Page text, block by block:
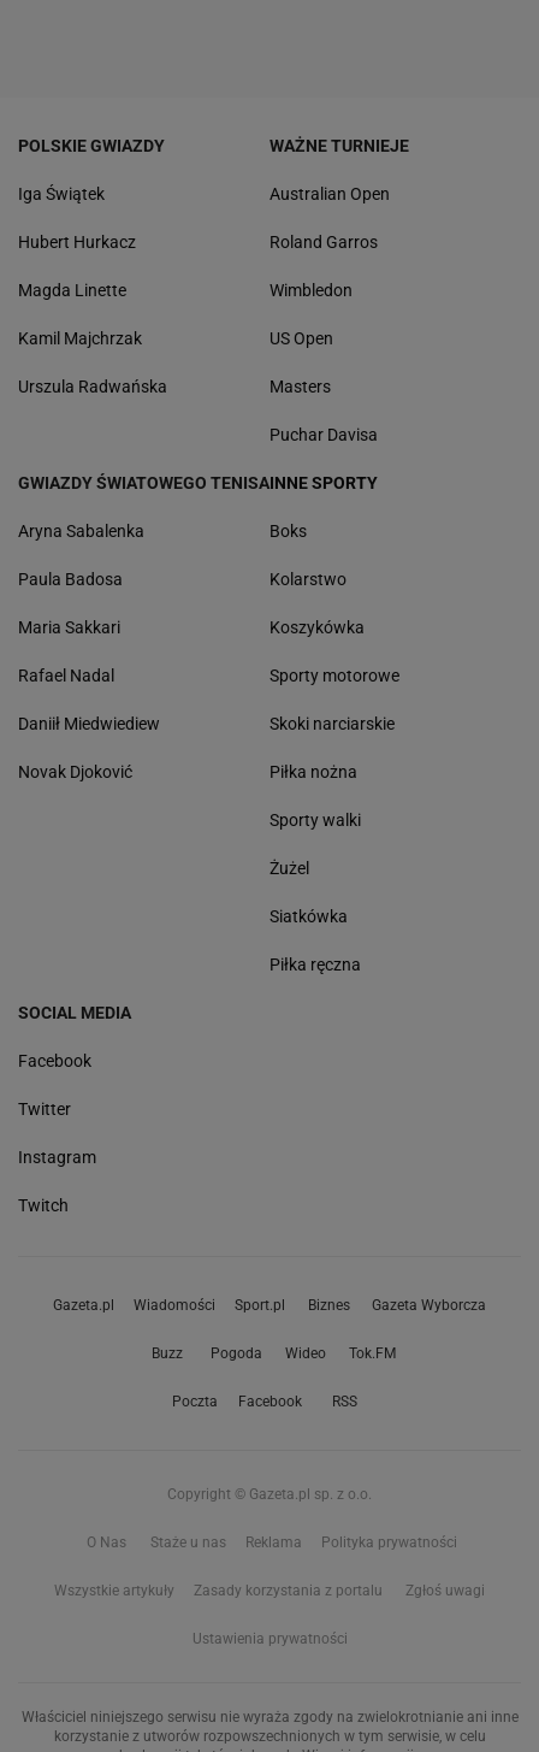
POLSKIE GWIAZDY
Iga Świątek
Hubert Hurkacz
Magda Linette
Kamil Majchrzak
Urszula Radwańska
WAŻNE TURNIEJE
Australian Open
Roland Garros
Wimbledon
US Open
Masters
Puchar Davisa
GWIAZDY ŚWIATOWEGO TENISA
Aryna Sabalenka
Paula Badosa
Maria Sakkari
Rafael Nadal
Daniił Miedwiediew
Novak Djoković
INNE SPORTY
Boks
Kolarstwo
Koszykówka
Sporty motorowe
Skoki narciarskie
Piłka nożna
Sporty walki
Żużel
Siatkówka
Piłka ręczna
SOCIAL MEDIA
Facebook
Twitter
Instagram
Twitch
Gazeta.pl Wiadomości Sport.pl Biznes Gazeta Wyborcza
Buzz Pogoda Wideo Tok.FM
Poczta Facebook RSS
Copyright © Gazeta.pl sp. z o.o.
O Nas Staże u nas Reklama Polityka prywatności
Wszystkie artykuły Zasady korzystania z portalu Zgłoś uwagi
Ustawienia prywatności
Właściciel niniejszego serwisu nie wyraża zgody na zwielokrotnianie ani inne
korzystanie z utworów rozpowszechnionych w tym serwisie, w celu